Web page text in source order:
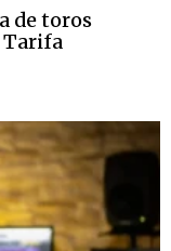
de toros
Tarifa